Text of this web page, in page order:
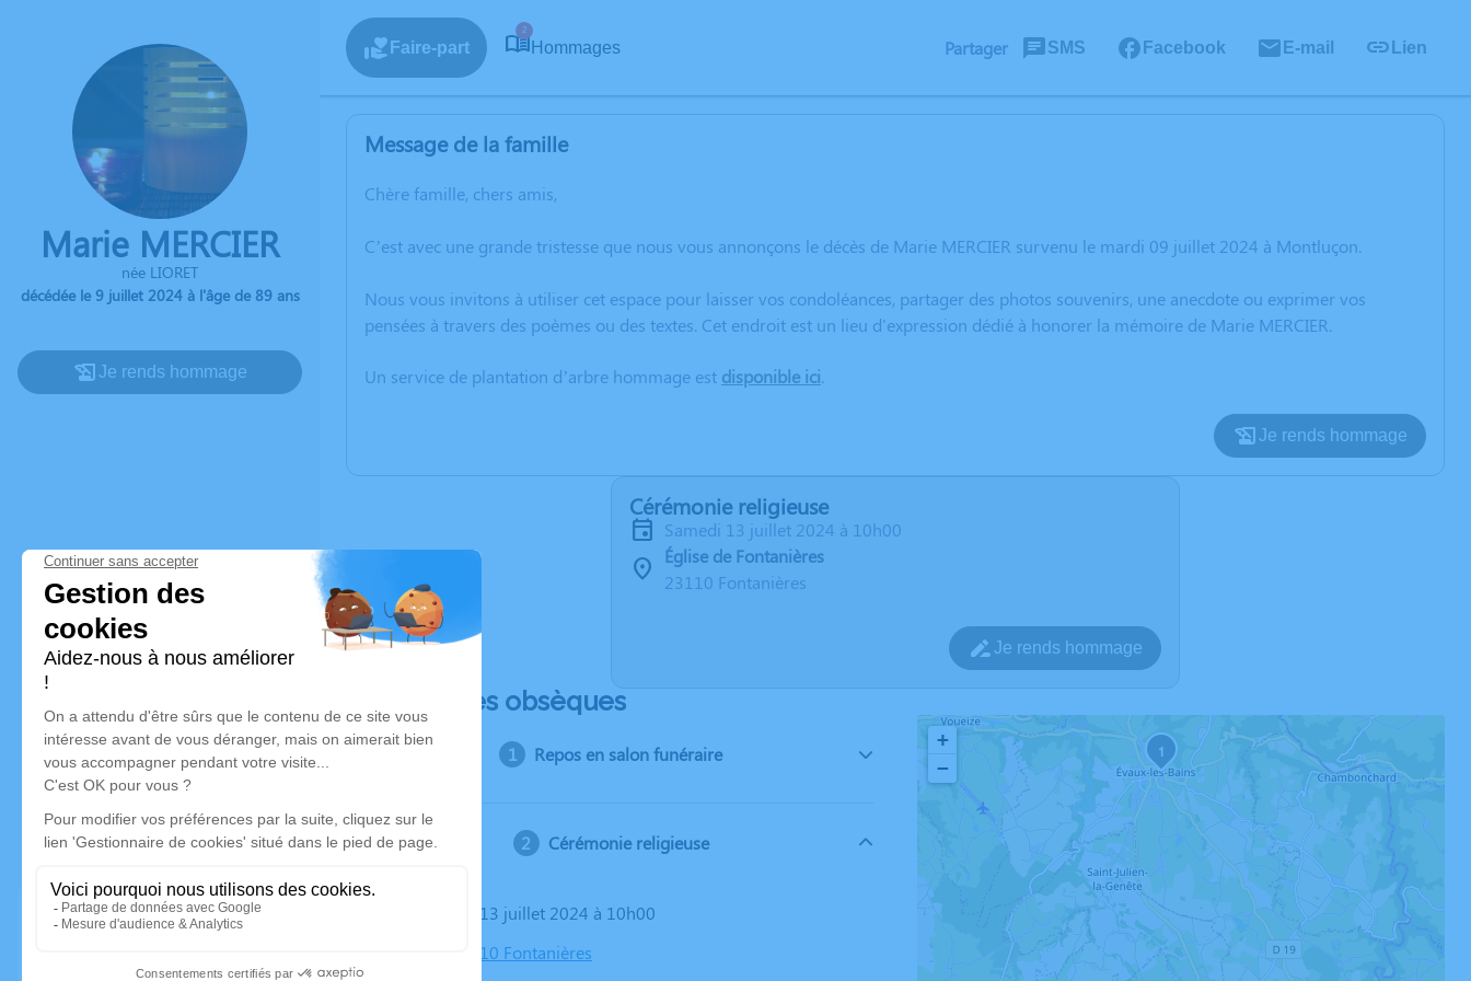
Marie MERCIER
née LIORET
décédée le 9 juillet 2024 à l'âge de 89 ans
Je rends hommage
Faire-part
2
Hommages Partager SMS Facebook E-mail Lien
Message de la famille
Chère famille, chers amis,
C’est avec une grande tristesse que nous vous annonçons le décès de Marie MERCIER survenu le mardi 09 juillet 2024 à Montluçon.
Nous vous invitons à utiliser cet espace pour laisser vos condoléances, partager des photos souvenirs, une anecdote ou exprimer vos
pensées à travers des poèmes ou des textes. Cet endroit est un lieu d'expression dédié à honorer la mémoire de Marie MERCIER.
Un service de plantation d’arbre hommage est disponible ici.
Je rends hommage
Cérémonie religieuse
samedi 13 juillet 2024 à 10h00
Église de Fontanières
23110 Fontanières
Je rends hommage
Déroulé des obsèques
Repos en salon funéraire
Cérémonie religieuse
Le samedi 13 juillet 2024 à 10h00
Église, 23110 Fontanières
1
+
−